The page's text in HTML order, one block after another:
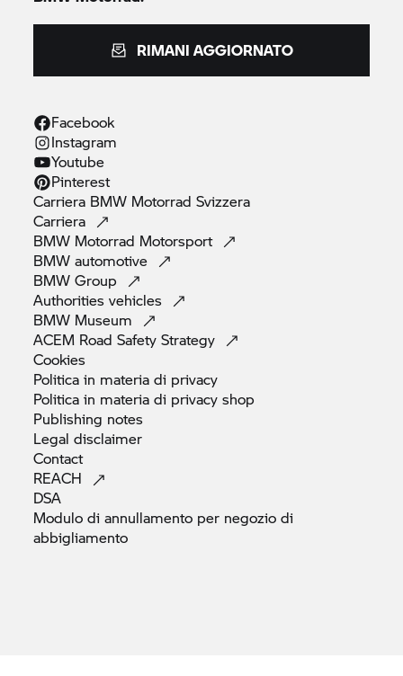
RIMANI AGGIORNATO
Facebook
Instagram
Youtube
Pinterest
Carriera BMW Motorrad Svizzera
Carriera
BMW Motorrad Motorsport
BMWautomotive
BMWGroup
Authoritiesvehicles
BMW Museum
ACEM Road SafetyStrategy
Cookies
Politica in materia di privacy
Politica in materia di privacyshop
Publishing notes
Legaldisclaimer
Contact
REACH
DSA
Modulo di annullamento per negozio di
abbigliamento